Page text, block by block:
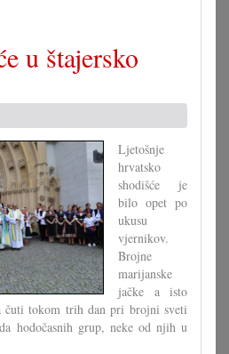
u štajersko
Ljetošnje
hrvatsko
shodišće je
bilo opet po
ukusu
vjernikov.
Brojne
marijanske
jačke a isto
čuti tokom trih dan pri brojni sveti
hodočasnih grup, neke od njih u